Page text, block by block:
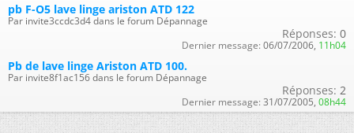
pb F-O5 lave linge ariston ATD 122
Par invite3ccdc3d4 dans le forum Dépannage
Réponses: 0
Dernier message: 06/07/2006, 11h04
Pb de lave linge Ariston ATD 100.
Par invite8f1ac156 dans le forum Dépannage
Réponses: 2
Dernier message: 31/07/2005, 08h44